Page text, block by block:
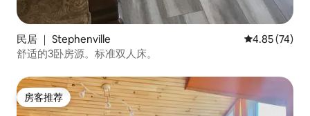
民居 ｜ Stephenville 平均评分
4.85 (74)
舒适的3卧房源。标准双人床。
房客推荐
房客推荐